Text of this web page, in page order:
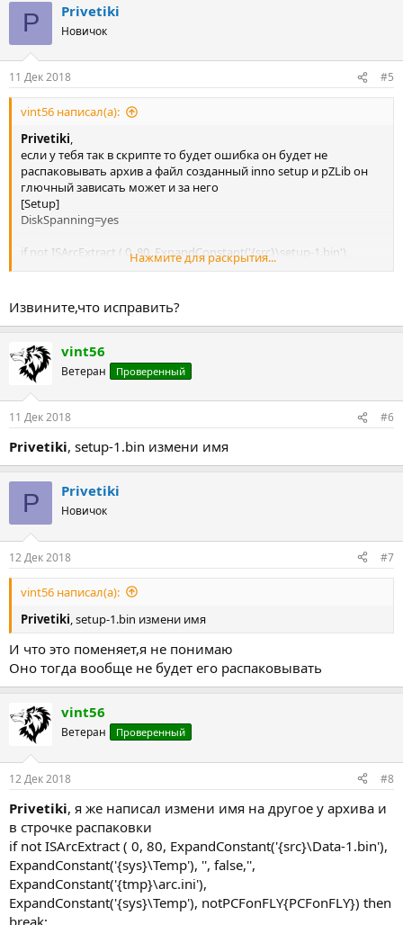
P Privetiki
Новичок
11 Дек 2018 #5
vint56 написал(а):
Privetiki,
если у тебя так в скрипте то будет ошибка он будет не
распаковывать архив а файл созданный inno setup и pZLib он
глючный зависать может и за него
[Setup]
DiskSpanning=yes
if not ISArcExtract ( 0, 80, ExpandConstant('{src}\setup-1.bin'),
ExpandConstant('{sys}\Temp'), '', false,'',
notPCFonFLY{PCFonFLY}) then break;
Нажмите для раскрытия...
Извините,что исправить?
vint56
Ветеран Проверенный
11 Дек 2018 #6
Privetiki, setup-1.bin измени имя
P Privetiki
Новичок
12 Дек 2018 #7
vint56 написал(а):
Privetiki , setup-1.bin измени имя
И что это поменяет,я не понимаю
Оно тогда вообще не будет его распаковывать
vint56
Ветеран Проверенный
12 Дек 2018 #8
Privetiki, я же написал измени имя на другое у архива и
в строчке распаковки
if not ISArcExtract ( 0, 80, ExpandConstant('{src}\Data-1.bin'),
ExpandConstant('{sys}\Temp'), '', false,'',
ExpandConstant('{tmp}\arc.ini'),
ExpandConstant('{sys}\Temp'), notPCFonFLY{PCFonFLY}) then
break;